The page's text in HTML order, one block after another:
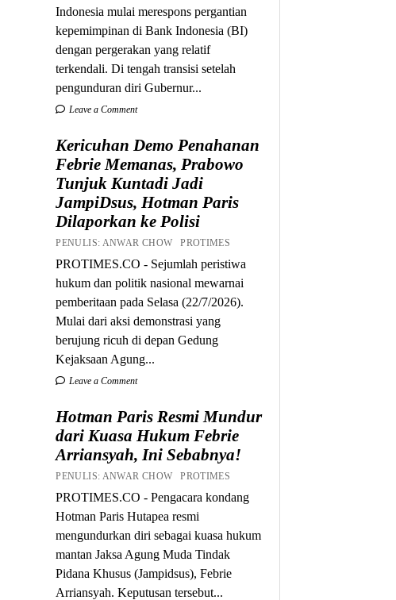
Indonesia mulai merespons pergantian
kepemimpinan di Bank Indonesia (BI)
dengan pergerakan yang relatif
terkendali. Di tengah transisi setelah
pengunduran diri Gubernur...
Leave a Comment
Kericuhan Demo Penahanan
Febrie Memanas, Prabowo
Tunjuk Kuntadi Jadi
JampiDsus, Hotman Paris
Dilaporkan ke Polisi
PENULIS: ANWAR CHOW PROTIMES
PROTIMES.CO - Sejumlah peristiwa
hukum dan politik nasional mewarnai
pemberitaan pada Selasa (22/7/2026).
Mulai dari aksi demonstrasi yang
berujung ricuh di depan Gedung
Kejaksaan Agung...
Leave a Comment
Hotman Paris Resmi Mundur
dari Kuasa Hukum Febrie
Arriansyah, Ini Sebabnya!
PENULIS: ANWAR CHOW PROTIMES
PROTIMES.CO - Pengacara kondang
Hotman Paris Hutapea resmi
mengundurkan diri sebagai kuasa hukum
mantan Jaksa Agung Muda Tindak
Pidana Khusus (Jampidsus), Febrie
Arriansyah. Keputusan tersebut...